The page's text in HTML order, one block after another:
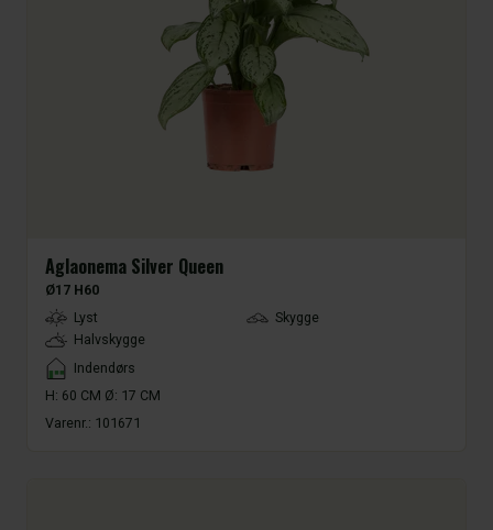
Aglaonema Silver Queen
Ø17 H60
LightType
Lyst
Skygge
Halvskygge
Placement
Indendørs
H: 60 CM Ø: 17 CM
Varenr.: 101671